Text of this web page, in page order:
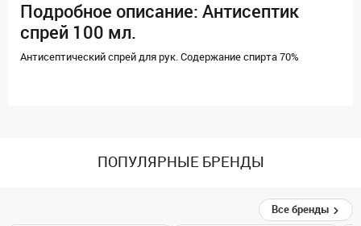
Подробное описание: Антисептик
спрей 100 мл.
Антисептический спрей для рук. Содержание спирта 70%
ПОПУЛЯРНЫЕ БРЕНДЫ
Все бренды